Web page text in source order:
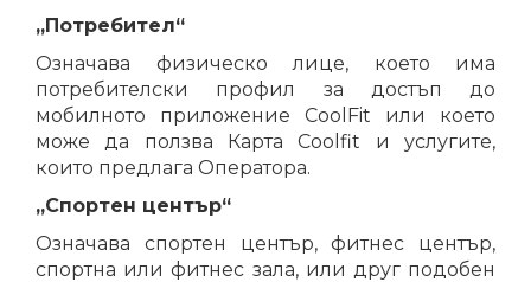
„Потребител“
Означава физическо лице, което има
потребителски профил за достъп до
мобилното приложение CoolFit или което
може да ползва Карта Coolfit и услугите,
които предлага Оператора.
„Спортен център“
Означава спортен център, фитнес център,
спортна или фитнес зала, или друг подобен